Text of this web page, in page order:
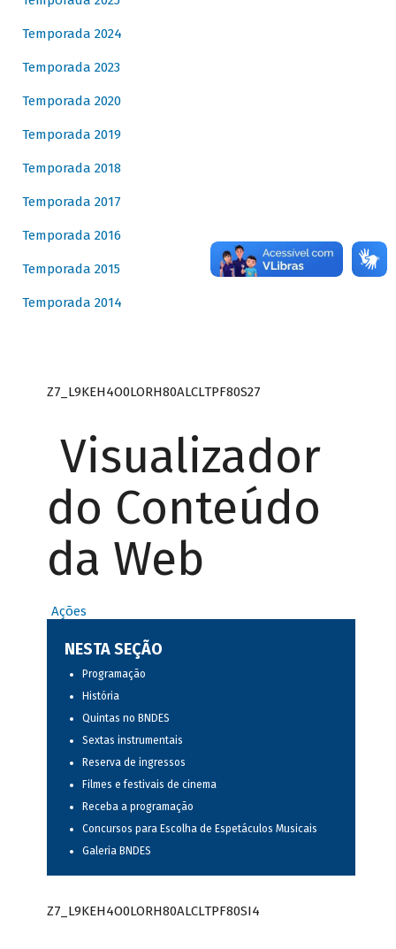
Temporada 2024
Temporada 2023
Temporada 2020
Temporada 2019
Temporada 2018
Temporada 2017
Temporada 2016
Temporada 2015
Temporada 2014
Z7_L9KEH4O0LORH80ALCLTPF80S27
Visualizador
do Conteúdo
da Web
Ações
NESTA SEÇÃO
Programação
História
Quintas no BNDES
Sextas instrumentais
Reserva de ingressos
Filmes e festivais de cinema
Receba a programação
Concursos para Escolha de Espetáculos Musicais
Galeria BNDES
Z7_L9KEH4O0LORH80ALCLTPF80SI4